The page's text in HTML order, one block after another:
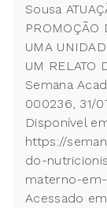
Sousa
PROMOÇÃO
UMA
UM RELATO
Semana
000236, 31/
Disponível
https://
do-
materno-
Acessado